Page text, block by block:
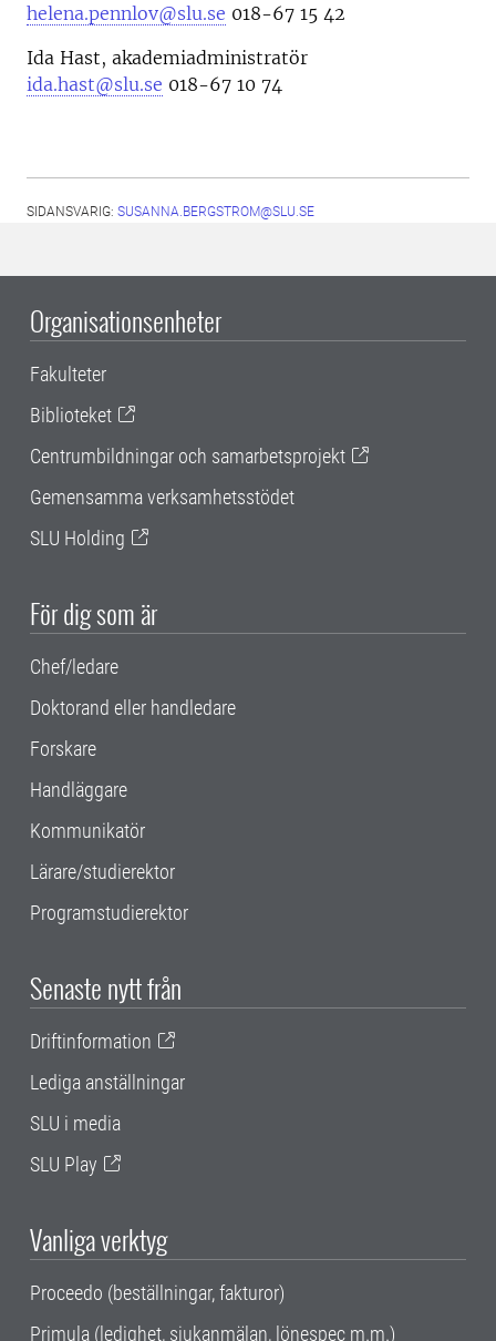
helena.pennlov@slu.se 018-67 15 42
Ida Hast, akademiadministratör
ida.hast@slu.se 018-67 10 74
SIDANSVARIG: SUSANNA.BERGSTROM@SLU.SE
Organisationsenheter
Fakulteter
Biblioteket
Centrumbildningar och samarbetsprojekt
Gemensamma verksamhetsstödet
SLU Holding
För dig som är
Chef/ledare
Doktorand eller handledare
Forskare
Handläggare
Kommunikatör
Lärare/studierektor
Programstudierektor
Senaste nytt från
Driftinformation
Lediga anställningar
SLU i media
SLU Play
Vanliga verktyg
Proceedo (beställningar, fakturor)
Primula (ledighet, sjukanmälan, lönespec m.m.)